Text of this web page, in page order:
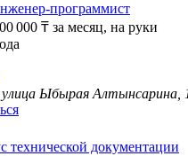
программист
000 ₸ за месяц, на руки
Ыбырая Алтынсарина,
технической документации